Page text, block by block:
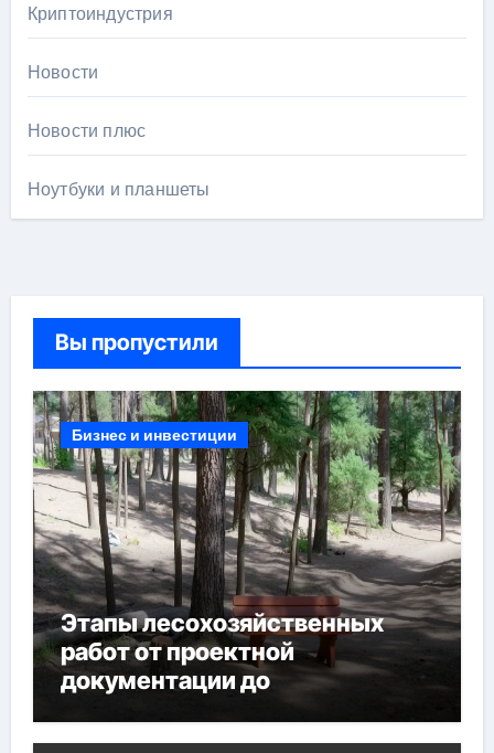
Криптоиндустрия
Новости
Новости плюс
Ноутбуки и планшеты
Вы пропустили
Бизнес и инвестиции
Этапы лесохозяйственных
работ от проектной
документации до
мероприятий и обустройства